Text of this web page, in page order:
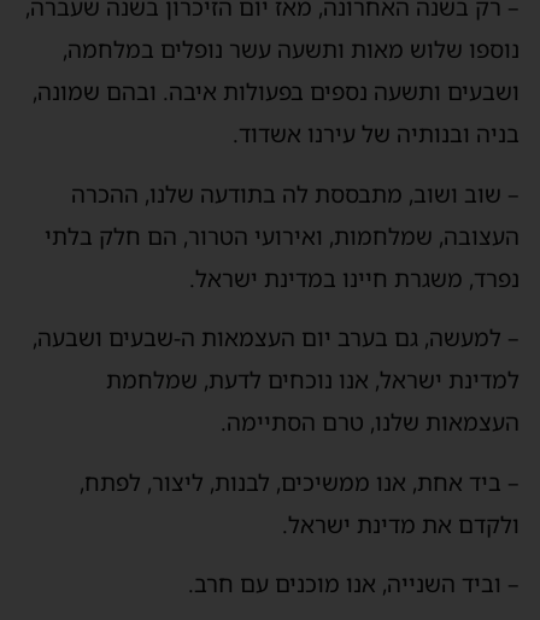
– רק בשנה האחרונה, מאז יום הזיכרון בשנה שעברה,
נוספו שלוש מאות ותשעה עשר נופלים במלחמה,
ושבעים ותשעה נספים בפעולות איבה. ובהם שמונה,
בניה ובנותיה של עירנו אשדוד.
– שוב ושוב, מתבססת לה בתודעה שלנו, ההכרה
העצובה, שמלחמות, ואירועי הטרור, הם חלק בלתי
נפרד, משגרת חיינו במדינת ישראל.
– למעשה, גם בערב יום העצמאות ה-שבעים ושבעה,
למדינת ישראל, אנו נוכחים לדעת, שמלחמת
העצמאות שלנו, טרם הסתיימה.
– ביד אחת, אנו ממשיכים, לבנות, ליצור, לפתח,
ולקדם את מדינת ישראל.
– וביד השנייה, אנו מוכנים עם חרב.